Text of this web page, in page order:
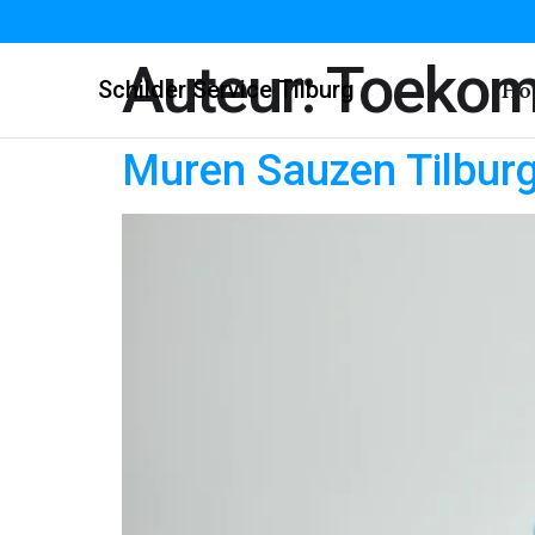
Schilder Service Tilburg
Auteur:
Muren Sauzen